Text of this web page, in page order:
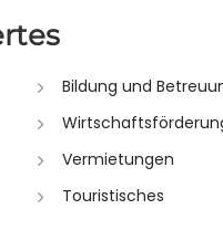
Bildung und
Vermietungen
Touristisches